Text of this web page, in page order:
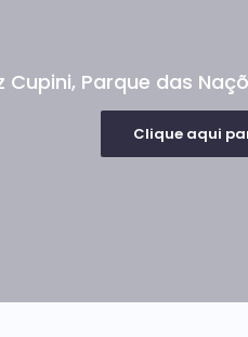
Cupini, Parque das
Clique aqui